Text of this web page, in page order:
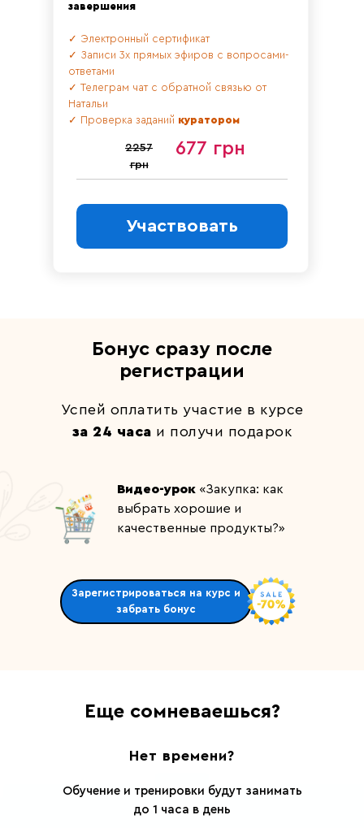
завершения
✓ Электронный сертификат
✓ Записи 3х прямых эфиров с вопросами-
ответами
✓ Телеграм чат с обратной связью от
Натальи
✓ Проверка заданий куратором
2257
грн
677 грн
Участвовать
Бонус сразу после
регистрации
Успей оплатить участие в курсе
за 24 часа и получи подарок
Видео-урок «Закупка: как
выбрать хорошие и
качественные продукты?»
Зарегистрироваться на курс и
забрать бонус
Еще сомневаешься?
Нет времени?
Обучение и тренировки будут занимать
до 1 часа в день